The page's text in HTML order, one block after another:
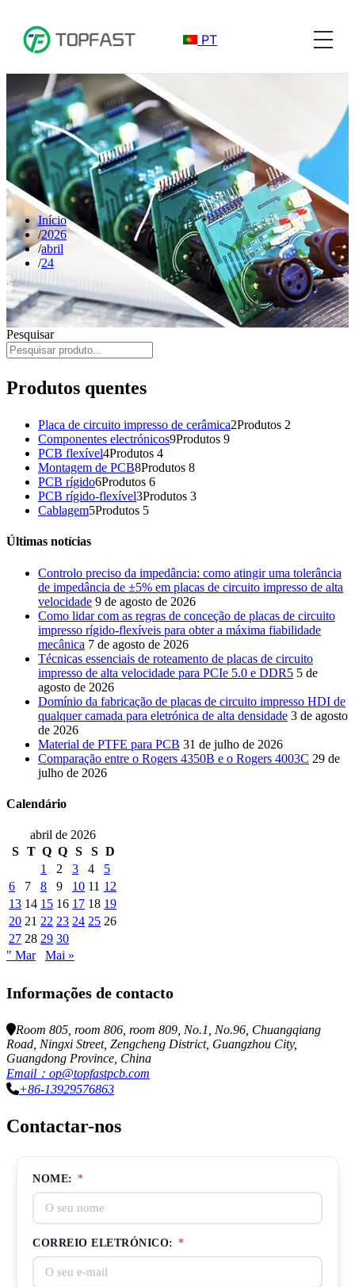
PT
Início
2026
abril
24
Pesquisar
Produtos quentes
Placa de circuito impresso de cerâmica2Produtos 2
Componentes electrónicos9Produtos 9
PCB flexível4Produtos 4
Montagem de PCB8Produtos 8
PCB rígido6Produtos 6
PCB rígido-flexível3Produtos 3
Cablagem5Produtos 5
Últimas notícias
Controlo preciso da impedância: como atingir uma tolerância
de impedância de ±5% em placas de circuito impresso de alta
velocidade 9 de agosto de 2026
Como lidar com as regras de conceção de placas de circuito
impresso rígido-flexíveis para obter a máxima fiabilidade
mecânica 7 de agosto de 2026
Técnicas essenciais de roteamento de placas de circuito
impresso de alta velocidade para PCIe 5.0 e DDR5 5 de
agosto de 2026
Domínio da fabricação de placas de circuito impresso HDI de
qualquer camada para eletrónica de alta densidade 3 de agosto
de 2026
Material de PTFE para PCB 31 de julho de 2026
Comparação entre o Rogers 4350B e o Rogers 4003C 29 de
julho de 2026
Calendário
abril de 2026
S
T Q Q S S D
1
2 3 4
5
6
7 8 9 10 11 12
13 14 15 16 17 18 19
20 21 22 23 24 25 26
27 28 29 30
" Mar
Mai »
Informações de contacto
Room 805, room 806, room 809, No.1, No.96, Chuangqiang
Road, Ningxi Street, Zengcheng District, Guangzhou City,
Guangdong Province, China
Email：op@topfastpcb.com
+86-13929576863
Contactar-nos
NOME: *
CORREIO ELETRÓNICO: *